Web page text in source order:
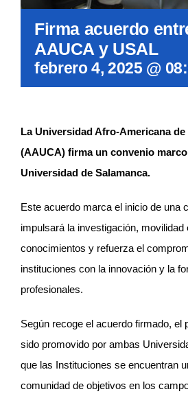
Firma acuerdo
AAUCA y USAL
febrero 4, 2025 @
La Universidad Afro-Americana
(AAUCA) firma un convenio
Universidad de Salamanca.
Este acuerdo marca el inicio de una
impulsará la investigación, movilidad
conocimientos y refuerza el
instituciones con la innovación y la
profesionales.
Según recoge el acuerdo firmado, el
sido promovido por ambas
que las Instituciones se encuentran
comunidad de objetivos en los